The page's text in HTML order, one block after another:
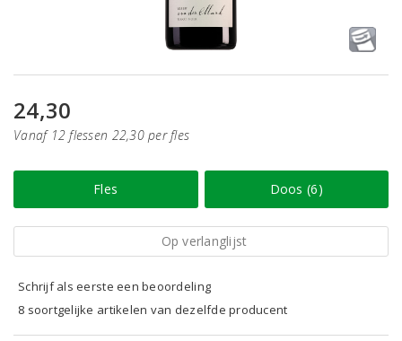
24,30
Vanaf 12 flessen 22,30 per fles
Fles Doos (6)
Op verlanglijst
Schrijf als eerste een beoordeling
8 soortgelijke artikelen van dezelfde producent